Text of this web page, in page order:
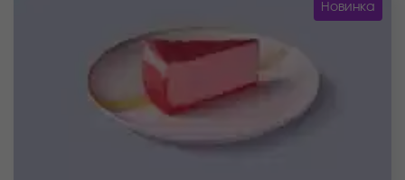
Новинка